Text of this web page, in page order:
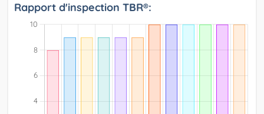
Rapport d'inspection TBR®: